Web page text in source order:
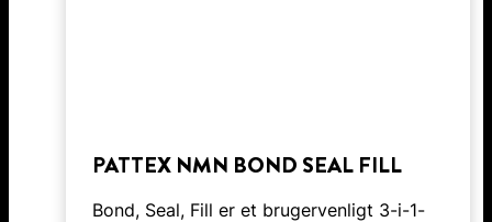
PATTEX NMN BOND SEAL FILL
Bond, Seal, Fill er et brugervenligt 3-i-1-